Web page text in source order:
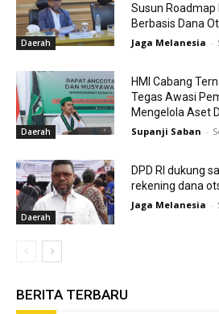
Daerah
Susun Roadmap
Berbasis Dana
Jaga Melanesia -
Daerah
HMI Cabang
Tegas Awasi
Mengelola Aset
Supanji Saban -
Daerah
DPD RI dukung
rekening dana
Jaga Melanesia -
BERITA TERBARU